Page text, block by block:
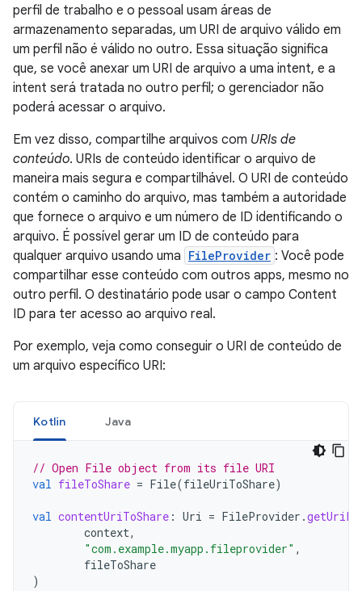
perfil de trabalho e o pessoal usam áreas de
armazenamento separadas, um URI de arquivo válido em
um perfil não é válido no outro. Essa situação significa
que, se você anexar um URI de arquivo a uma intent, e a
intent será tratada no outro perfil; o gerenciador não
poderá acessar o arquivo.
Em vez disso, compartilhe arquivos com URIs de
conteúdo. URIs de conteúdo identificar o arquivo de
maneira mais segura e compartilhável. O URI de conteúdo
contém o caminho do arquivo, mas também a autoridade
que fornece o arquivo e um número de ID identificando o
arquivo. É possível gerar um ID de conteúdo para
qualquer arquivo usando uma FileProvider : Você pode
compartilhar esse conteúdo com outros apps, mesmo no
outro perfil. O destinatário pode usar o campo Content
ID para ter acesso ao arquivo real.
Por exemplo, veja como conseguir o URI de conteúdo de
um arquivo específico URI:
Kotlin Java
// Open File object from its file URI
val fileToShare = File(fileUriToShare)
val contentUriToShare : Uri = FileProvider .
context,
"com.example.myapp.fileprovider" ,
fileToShare
)